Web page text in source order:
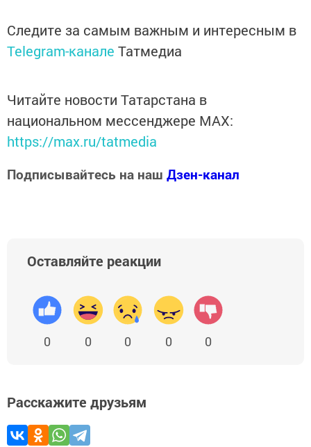
Следите за самым важным и интересным в
Telegram-канале Татмедиа
Читайте новости Татарстана в
национальном мессенджере MАХ:
https://max.ru/tatmedia
Подписывайтесь на наш Дзен-канал
Оставляйте реакции
0 0 0 0 0
Расскажите друзьям